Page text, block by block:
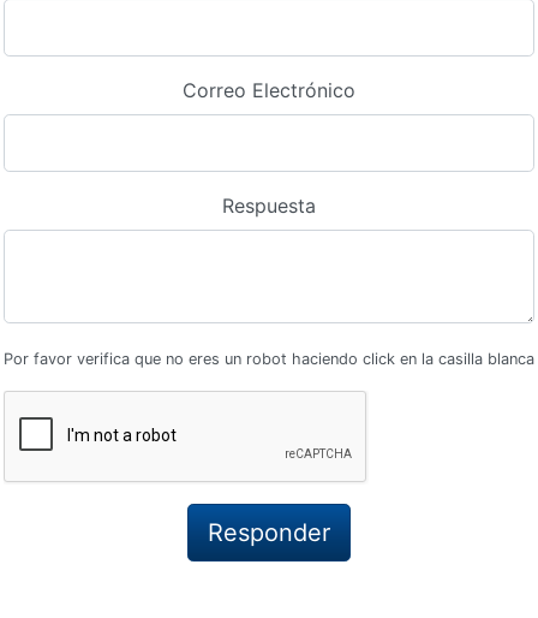
Correo Electrónico
Respuesta
Por favor verifica que no eres un robot haciendo click en la casilla blanca